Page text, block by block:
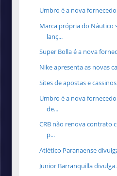
Umbro é a nova
Marca própria do Náutico
lanç...
Super Bolla é a nova
Nike apresenta as novas
Sites de apostas e
Umbro é a nova
de...
CRB não renova contrato
p...
Atlético Paranaense
Junior Barranquilla divulga